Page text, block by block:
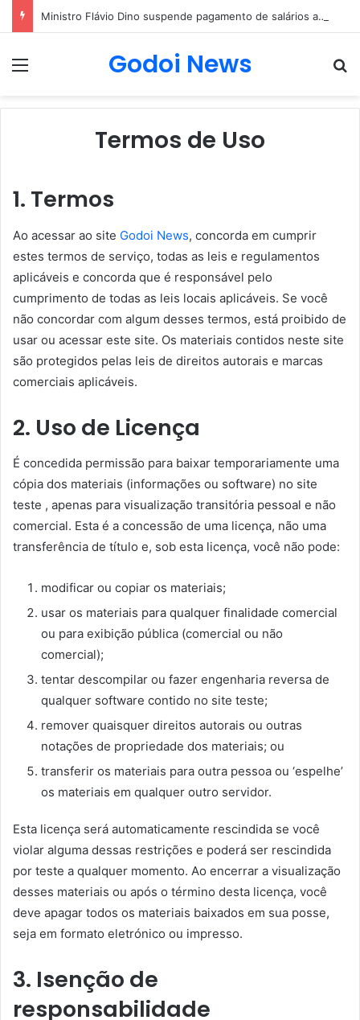
Ministro Flávio Dino suspende pagamento de salários acima do teto constitucional em todos os poderes
Menu Godoi News
Termos de Uso
1. Termos
Ao acessar ao site Godoi News, concorda em cumprir
estes termos de serviço, todas as leis e regulamentos
aplicáveis ​​e concorda que é responsável pelo
cumprimento de todas as leis locais aplicáveis. Se você
não concordar com algum desses termos, está proibido de
usar ou acessar este site. Os materiais contidos neste site
são protegidos pelas leis de direitos autorais e marcas
comerciais aplicáveis.
2. Uso de Licença
É concedida permissão para baixar temporariamente uma
cópia dos materiais (informações ou software) no site
teste , apenas para visualização transitória pessoal e não
comercial. Esta é a concessão de uma licença, não uma
transferência de título e, sob esta licença, você não pode:
modificar ou copiar os materiais;
usar os materiais para qualquer finalidade comercial
ou para exibição pública (comercial ou não
comercial);
tentar descompilar ou fazer engenharia reversa de
qualquer software contido no site teste;
remover quaisquer direitos autorais ou outras
notações de propriedade dos materiais; ou
transferir os materiais para outra pessoa ou ‘espelhe’
os materiais em qualquer outro servidor.
Esta licença será automaticamente rescindida se você
violar alguma dessas restrições e poderá ser rescindida
por teste a qualquer momento. Ao encerrar a visualização
desses materiais ou após o término desta licença, você
deve apagar todos os materiais baixados em sua posse,
seja em formato eletrónico ou impresso.
3. Isenção de
responsabilidade